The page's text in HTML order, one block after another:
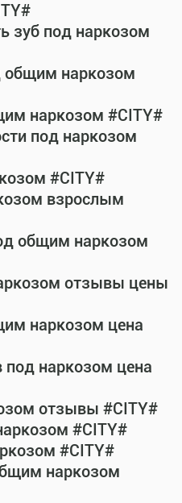
зуб под наркозом
общим наркозом
наркозом #CITY#
под наркозом
#CITY#
взрослым
общим наркозом
отзывы цены
наркозом цена
под наркозом цена
отзывы #CITY#
#CITY#
#CITY#
наркозом